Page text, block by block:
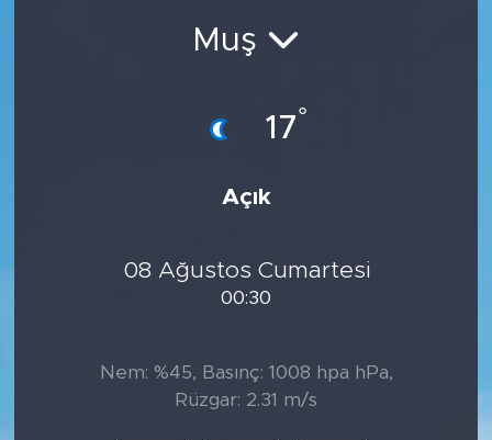
Muş
17°
Açık
08 Ağustos Cumartesi
00:30
Nem: %45, Basınç: 1008 hpa hPa,
Rüzgar: 2.31 m/s
BİLİM-TEKNOLOJİ
DİNİ